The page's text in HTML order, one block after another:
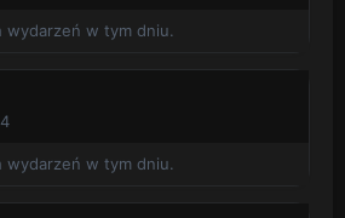
wydarzeń w tym dniu.
wydarzeń w tym dniu.